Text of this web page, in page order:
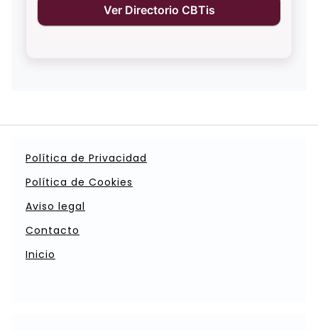
Ver Directorio CBTis
Política de Privacidad
Política de Cookies
Aviso legal
Contacto
Inicio